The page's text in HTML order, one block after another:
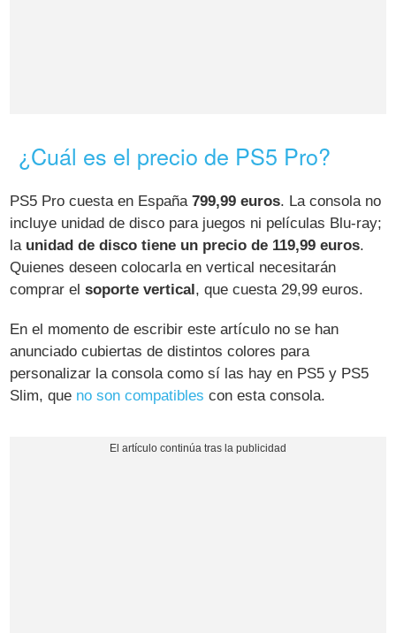
¿Cuál es el precio de PS5 Pro?
PS5 Pro cuesta en España799,99 euros. La consola no
incluye unidad de disco para juegos ni películas Blu-ray;
la unidad de disco tiene un precio de 119,99 euros.
Quienes deseen colocarla en vertical necesitarán
comprar elsoporte vertical, que cuesta 29,99 euros.
En el momento de escribir este artículo no se han
anunciado cubiertas de distintos colores para
personalizar la consola como sí las hay en PS5 y PS5
Slim, que no son compatibles con esta consola.